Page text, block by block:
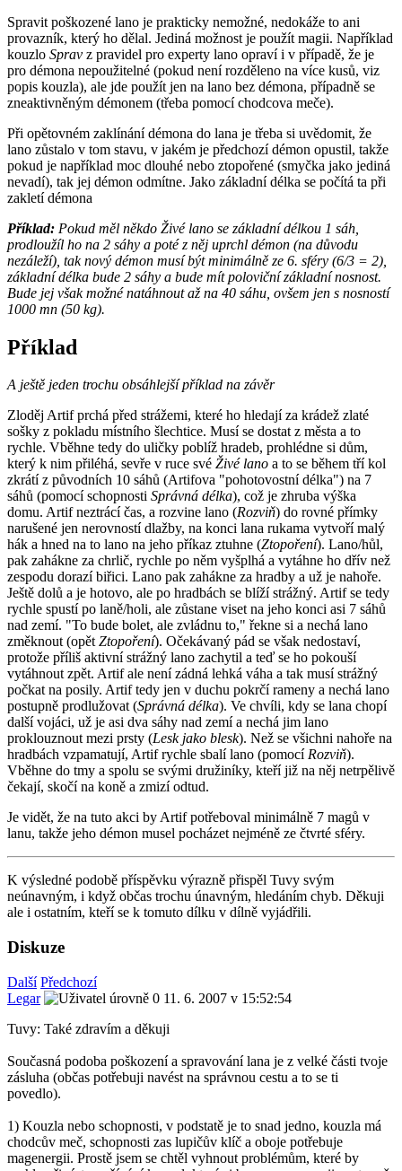
Spravit poškozené lano je prakticky nemožné, nedokáže to ani
provazník, který ho dělal. Jediná možnost je použít magii. Například
kouzlo Sprav z pravidel pro experty lano opraví i v případě, že je
pro démona nepoužitelné (pokud není rozděleno na více kusů, viz
popis kouzla), ale jde použít jen na lano bez démona, případně se
zneaktivněným démonem (třeba pomocí chodcova meče).
Při opětovném zaklínání démona do lana je třeba si uvědomit, že
lano zůstalo v tom stavu, v jakém je předchozí démon opustil, takže
pokud je například moc dlouhé nebo ztopořené (smyčka jako jediná
nevadí), tak jej démon odmítne. Jako základní délka se počítá ta při
zakletí démona
Příklad: Pokud měl někdo Živé lano se základní délkou 1 sáh,
prodloužíl ho na 2 sáhy a poté z něj uprchl démon (na důvodu
nezáleží), tak nový démon musí být minimálně ze 6. sféry (6/3 = 2),
základní délka bude 2 sáhy a bude mít poloviční základní nosnost.
Bude jej však možné natáhnout až na 40 sáhu, ovšem jen s nosností
1000 mn (50 kg).
Příklad
A ještě jeden trochu obsáhlejší příklad na závěr
Zloděj Artif prchá před strážemi, které ho hledají za krádež zlaté
sošky z pokladu místního šlechtice. Musí se dostat z města a to
rychle. Vběhne tedy do uličky poblíž hradeb, prohlédne si dům,
který k nim přiléhá, sevře v ruce své Živé lano a to se během tří kol
zkrátí z původních 10 sáhů (Artifova "pohotovostní délka") na 7
sáhů (pomocí schopnosti Správná délka), což je zhruba výška
domu. Artif neztrácí čas, a rozvine lano (Rozviň) do rovné přímky
narušené jen nerovností dlažby, na konci lana rukama vytvoří malý
hák a hned na to lano na jeho příkaz ztuhne (Ztopoření). Lano/hůl,
pak zahákne za chrlič, rychle po něm vyšplhá a vytáhne ho dřív než
zespodu dorazí biřici. Lano pak zahákne za hradby a už je nahoře.
Ještě dolů a je hotovo, ale po hradbách se blíží strážný. Artif se tedy
rychle spustí po laně/holi, ale zůstane viset na jeho konci asi 7 sáhů
nad zemí. "To bude bolet, ale zvládnu to," řekne si a nechá lano
změknout (opětZtopoření). Očekávaný pád se však nedostaví,
protože příliš aktivní strážný lano zachytil a teď se ho pokouší
vytáhnout zpět. Artif ale není zádná lehká váha a tak musí strážný
počkat na posily. Artif tedy jen v duchu pokrčí rameny a nechá lano
postupně prodlužovat (Správná délka). Ve chvíli, kdy se lana chopí
další vojáci, už je asi dva sáhy nad zemí a nechá jim lano
proklouznout mezi prsty (Lesk jako blesk). Než se všichni nahoře na
hradbách vzpamatují, Artif rychle sbalí lano (pomocíRozviň).
Vběhne do tmy a spolu se svými družiníky, kteří již na něj netrpělivě
čekají, skočí na koně a zmizí odtud.
Je vidět, že na tuto akci by Artif potřeboval minimálně 7 magů v
lanu, takže jeho démon musel pocházet nejméně ze čtvrté sféry.
K výsledné podobě příspěvku výrazně přispěl Tuvy svým
neúnavným, i když občas trochu únavným, hledáním chyb. Děkuji
ale i ostatním, kteří se k tomuto dílku v dílně vyjádřili.
Diskuze
Další Předchozí
Legar
11. 6. 2007 v 15:52:54
Tuvy: Také zdravím a děkuji
Současná podoba poškození a spravování lana je z velké části tvoje
zásluha (občas potřebuji navést na správnou cestu a to se ti
povedlo).
1) Kouzla nebo schopnosti, v podstatě je to snad jedno, kouzla má
chodcův meč, schopnosti zas lupičův klíč a oboje potřebuje
magenergii. Prostě jsem se chtěl vyhnout problémům, které by